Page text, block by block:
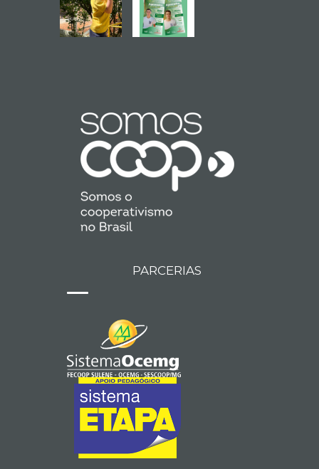
PARCERIAS